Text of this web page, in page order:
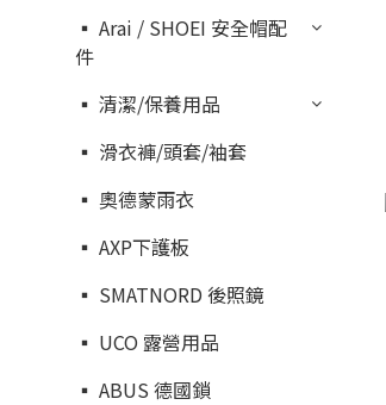
▪︎ Arai / SHOEI 安全帽配
件
▪︎ 清潔/保養用品
▪︎ 滑衣褲/頭套/袖套
▪︎ 奧德蒙雨衣
▪︎ AXP下護板
▪︎ SMATNORD 後照鏡
▪︎ UCO 露營用品
▪︎ ABUS 德國鎖